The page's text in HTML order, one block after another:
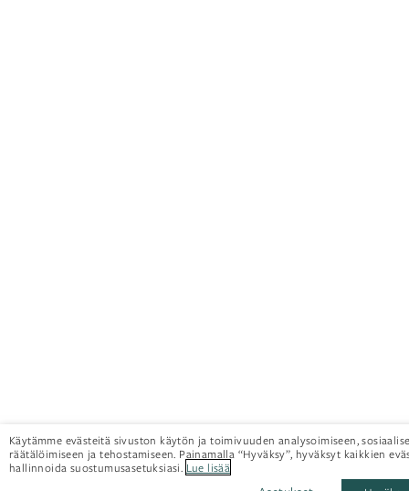
Käytämme evästeitä sivuston käytön ja toimivuuden analysoimiseen,
räätälöimiseen ja tehostamiseen. Painamalla “Hyväksy”, hyväksyt kaikkien
hallinnoida suostumusasetuksiasi. Lue lisää